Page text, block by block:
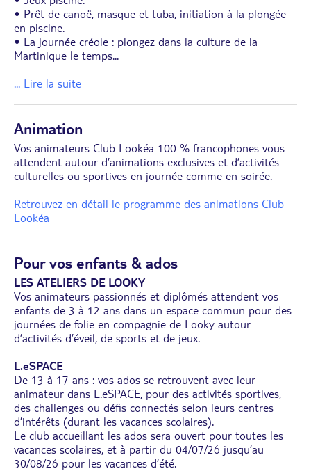
• Prêt de canoë, masque et tuba, initiation à la plongée
en piscine.
• La journée créole : plongez dans la culture de la
Martinique le temps...
... Lire la suite
Animation
Vos animateurs Club Lookéa 100 % francophones vous
attendent autour d’animations exclusives et d’activités
culturelles ou sportives en journée comme en soirée.
Retrouvez en détail le programme des animations Club
Lookéa
Pour vos enfants & ados
LES ATELIERS DE LOOKY
Vos animateurs passionnés et diplômés attendent vos
enfants de 3 à 12 ans dans un espace commun pour des
journées de folie en compagnie de Looky autour
d’activités d’éveil, de sports et de jeux.
L.eSPACE
De 13 à 17 ans : vos ados se retrouvent avec leur
animateur dans L.eSPACE, pour des activités sportives,
des challenges ou défis connectés selon leurs centres
d’intérêts (durant les vacances scolaires).
Le club accueillant les ados sera ouvert pour toutes les
vacances scolaires, et à partir du 04/07/26 jusqu’au
30/08/26 pour les vacances d’été.